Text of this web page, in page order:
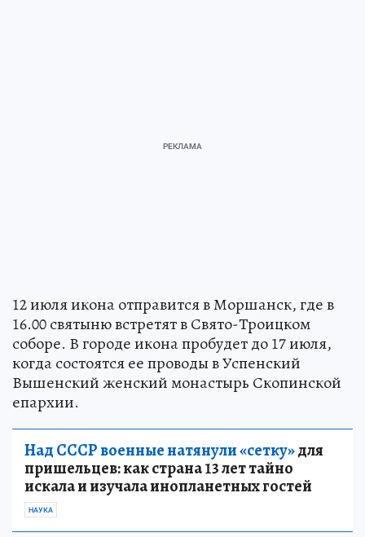
12 июля икона отправится в Моршанск, где в
16.00 святыню встретят в Свято-Троицком
соборе. В городе икона пробудет до 17 июля,
когда состоятся ее проводы в Успенский
Вышенский женский монастырь Скопинской
епархии.
Над СССР военные натянули «сетку»для
пришельцев: как страна 13 лет тайно
искала и изучала инопланетных гостей
НАУКА